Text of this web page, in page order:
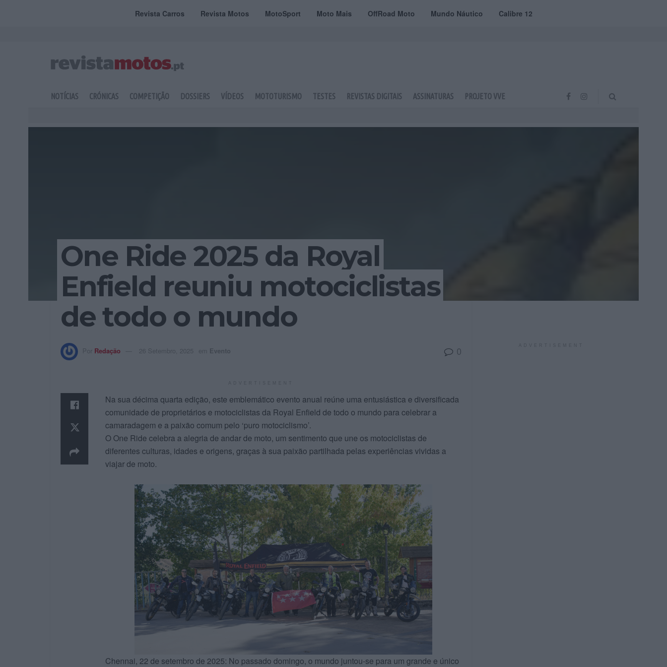
Revista Carros Revista Motos MotoSport Moto Mais OffRoad Moto Mundo Náutico Calibre 12
NOTÍCIAS CRÓNICAS COMPETIÇÃO DOSSIERS VÍDEOS MOTOTURISMO TESTES REVISTAS DIGITAIS ASSINATURAS PROJETO VVE
One Ride 2025 da Royal
Enfield reuniu motociclistas
de todo o mundo
Por Redação 26 Setembro, 2025 em Evento 0
Na sua décima quarta edição, este emblemático evento anual reúne uma entusiástica e diversificada
comunidade de proprietários e motociclistas da Royal Enfield de todo o mundo para celebrar a
camaradagem e a paixão comum pelo ‘puro motociclismo’.
O One Ride celebra a alegria de andar de moto, um sentimento que une os motociclistas de
diferentes culturas, idades e origens, graças à sua paixão partilhada pelas experiências vividas a
viajar de moto.
Chennai, 22 de setembro de 2025: No passado domingo, o mundo juntou-se para um grande e único